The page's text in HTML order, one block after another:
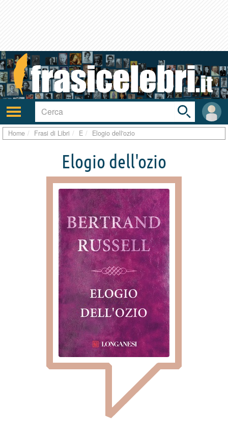
Attiva/disattiva
navigazione
User
area
Toggle
search
bar
Home Frasi di Libri E Elogio dell'ozio
Elogio dell'ozio